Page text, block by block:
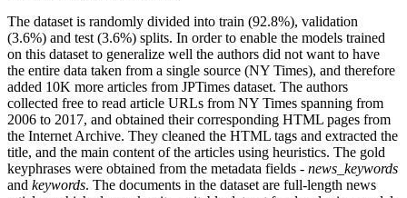
The dataset is randomly divided into train (92.8%), validation
(3.6%) and test (3.6%) splits. In order to enable the models trained
on this dataset to generalize well the authors did not want to have
the entire data taken from a single source (NY Times), and therefore
added 10K more articles from JPTimes dataset. The authors
collected free to read article URLs from NY Times spanning from
2006 to 2017, and obtained their corresponding HTML pages from
the Internet Archive. They cleaned the HTML tags and extracted the
title, and the main content of the articles using heuristics. The gold
keyphrases were obtained from the metadata fields - news_keywords
and keywords. The documents in the dataset are full-length news